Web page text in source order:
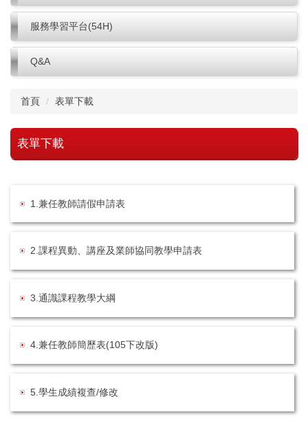
服務學習平台(54H)
Q&A
首頁 表單下載
表單下載
1.兼任教師請假申請表
2.課程異動、講座及業師協同教學申請表
3.通識課程教學大綱
4.兼任教師簡歷表(105下改版)
5.學生成績複查/修改